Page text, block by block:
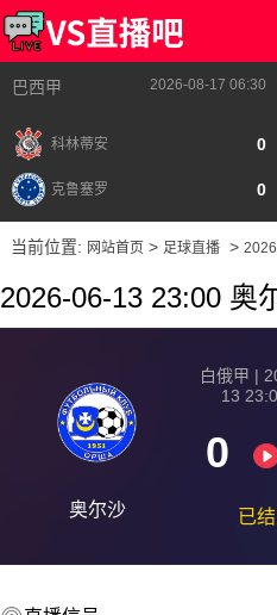
巴西甲 2026-08-17 06:30
科林蒂安 0
克鲁塞罗 0
当前位置: 网站首页> 足球直播>
2026-06-13 23:00 奥
奥尔沙
白俄甲 |
13
0
已